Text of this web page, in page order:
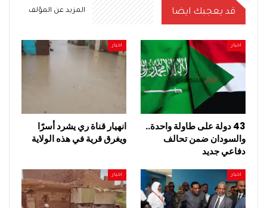
قد يعجبك ايضا المزيد عن المؤلف
اخبار
43 دولة على طاولة واحدة..
والسودان ضمن تحالف
دفاعي جديد
اخبار
انهيار قناة ري يشرد أسرًا
ويغرق قرية في هذه الولاية
اخبار اخبار